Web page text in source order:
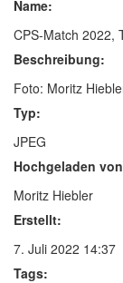
Name:
CPS-Match 2022,
Beschreibung:
Foto: Moritz
Typ:
JPEG
Hochgeladen
Moritz Hiebler
Erstellt:
7. Juli 2022 14:37
Tags: